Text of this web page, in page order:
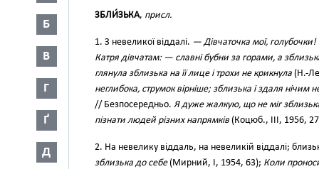
Б
В
Г
Ґ
Д
ЗБЛИ́ЗЬКА, присл.
1. З невеликої віддалі. — Дівчаточка мої,
Катря дівчатам: — славні бубни за горами, а
глянула зблизька на її лице і трохи не крикнула (Н.-
неглибока, струмок вірніше; зблизька і здаля нічим
// Безпосередньо. Я дуже жалкую, що не міг
пізнати людей різних напрямків (Коцюб., III, 1956,
2. На невелику віддаль, на невеликій віддалі;
зблизька до себе(Мирний, І, 1954, 63); Коли